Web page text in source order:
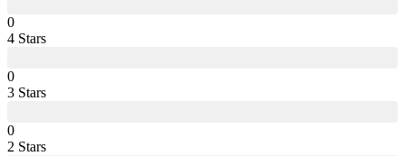
0
4 Stars
0
3 Stars
0
2 Stars